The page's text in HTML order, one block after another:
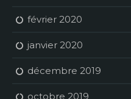
février 2020
janvier 2020
décembre 2019
octobre 2019